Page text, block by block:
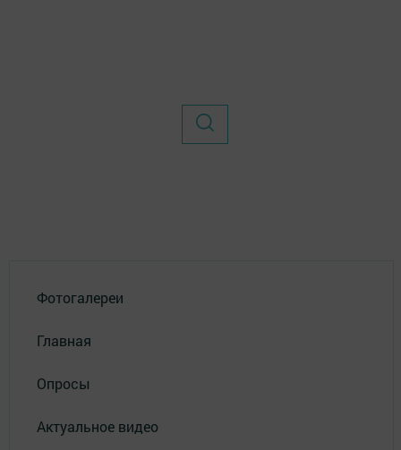
Фотогалереи
Главная
Опросы
Актуальное видео